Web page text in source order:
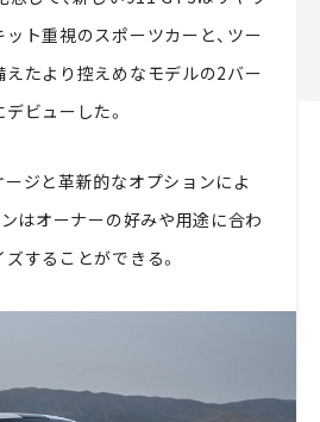
ト重視のスポーツカーと、ツー
えたより控えめなモデルの2バー
ビューした。
ジと革新的なオプションによ
はオーナーの好みや用途に合わ
することができる。